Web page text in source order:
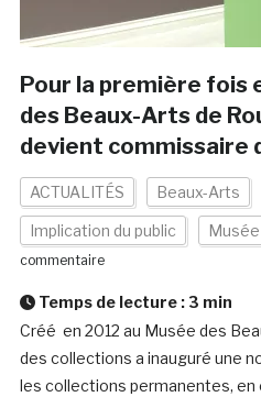
Pour la première fois
des Beaux-Arts de
devient commissaire
ACTUALITÉS Beaux-Arts
Implication du public Musée
commentaire
Temps de lecture : 3 min
Créé en 2012 au Musée des
des collections a inauguré une
les collections permanentes, en